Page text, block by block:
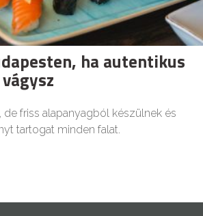
ha autentikus
de friss alapanyagból készülnek és
tartogat minden falat.